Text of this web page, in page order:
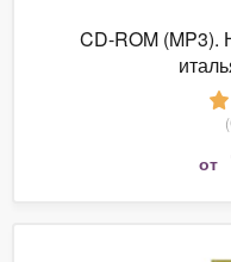
CD-ROM (MP3).
от